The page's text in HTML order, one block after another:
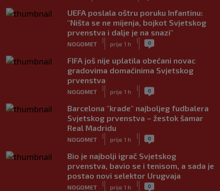
UEFA poslala oštru poruku Infantinu:
"Ništa se ne mijenja, bojkot Svjetskog
prvenstva i dalje je na snazi"
NOGOMET
|
prije 1 h
| 0
FIFA još nije uplatila obećani novac
gradovima domaćinima Svjetskog
prvenstva
NOGOMET
|
prije 1 h
| 0
Barcelona "krade" najboljeg fudbalera
Svjetskog prvenstva – žestok šamar
Real Madridu
NOGOMET
|
prije 1 h
| 0
Bio je najbolji igrač Svjetskog
prvenstva, bavio se i tenisom, a sada je
postao novi selektor Urugvaja
NOGOMET
|
prije 1 h
| 0